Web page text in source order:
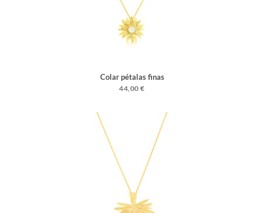
Colar pétalas finas
44,00 €